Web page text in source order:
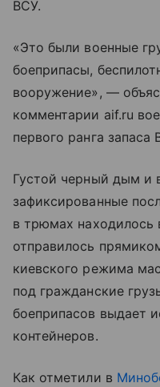
ВСУ.
«Это были военные
боеприпасы,
вооружение», —
комментарии aif.ru
первого ранга
Густой черный дым и
зафиксированные
в трюмах находилось
отправилось
киевского режима
под гражданские
боеприпасов выдает
контейнеров.
Как отметили в